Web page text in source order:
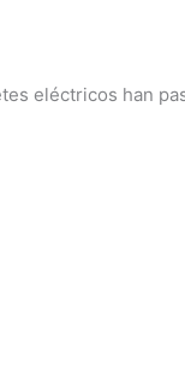
eléctricos han